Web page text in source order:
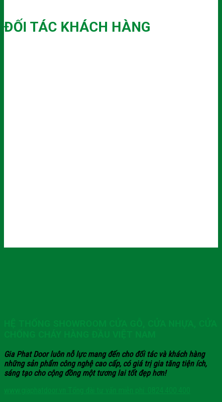
ĐỐI TÁC KHÁCH HÀNG
Gia Phat Door luôn nỗ lực mang đến cho đối tác và khách hàng
những sản phẩm công nghệ cao cấp, có giá trị gia tăng tiện ích,
sáng tạo cho cộng đồng một tương lai tốt đẹp hơn!